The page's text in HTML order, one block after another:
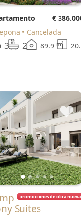
€
Cancelada
3 2 89.9 m2
♥
promociones de obra nueva
Suites